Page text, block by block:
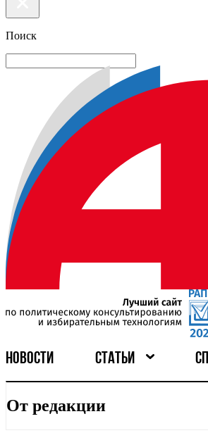
Поиск
НОВОСТИ СТАТЬИ
От редакции